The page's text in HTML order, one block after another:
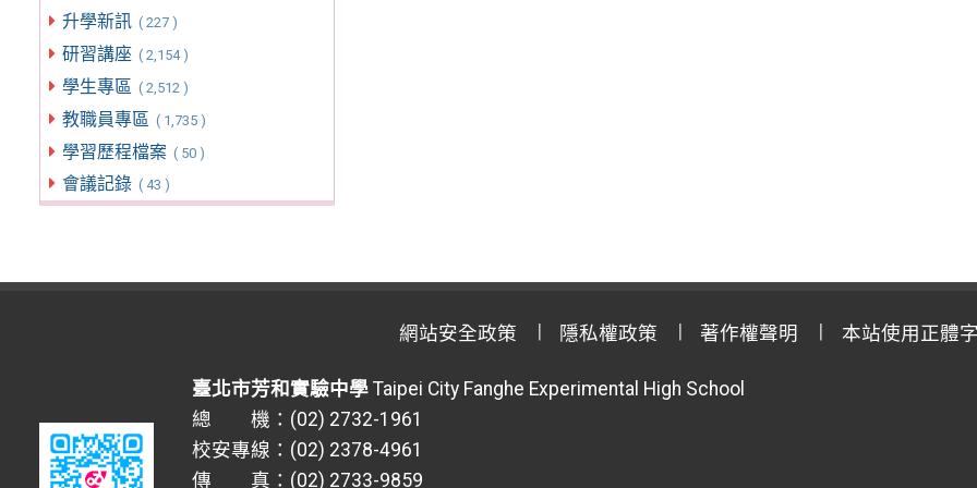
升學新訊 ( 227 )
研習講座 ( 2,154 )
學生專區 ( 2,512 )
教職員專區 ( 1,735 )
學習歷程檔案 ( 50 )
會議記錄 ( 43 )
網站安全政策 隱私權政策 著作權聲明 本站使用正體
臺北市芳和實驗中學 Taipei City Fanghe Experimental High School
總 機：(02) 2732-1961
校安專線：(02) 2378-4961
傳 真：(02) 2733-9859